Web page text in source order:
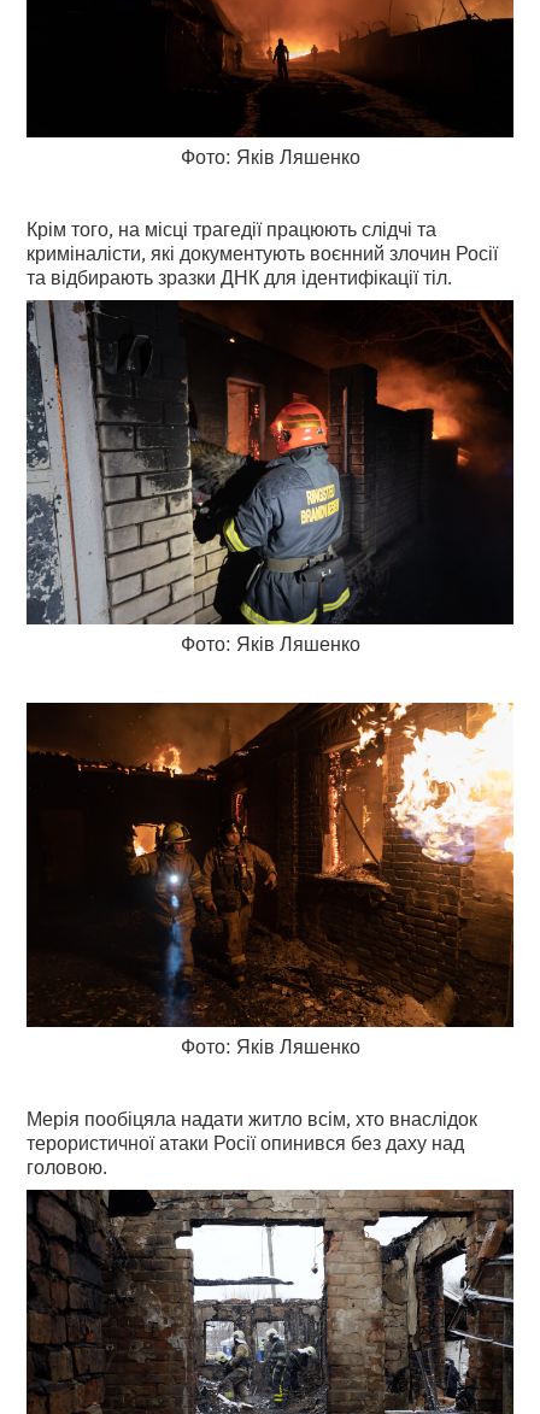
Фото: Яків Ляшенко
Крім того, на місці трагедії працюють слідчі та
криміналісти, які документують воєнний злочин Росії
та відбирають зразки ДНК для ідентифікації тіл.
Фото: Яків Ляшенко
Фото: Яків Ляшенко
Мерія пообіцяла надати житло всім, хто внаслідок
терористичної атаки Росії опинився без даху над
головою.